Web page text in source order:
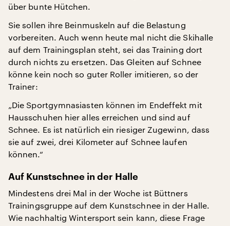
über bunte Hütchen.
Sie sollen ihre Beinmuskeln auf die Belastung
vorbereiten. Auch wenn heute mal nicht die Skihalle
auf dem Trainingsplan steht, sei das Training dort
durch nichts zu ersetzen. Das Gleiten auf Schnee
könne kein noch so guter Roller imitieren, so der
Trainer:
„Die Sportgymnasiasten können im Endeffekt mit
Hausschuhen hier alles erreichen und sind auf
Schnee. Es ist natürlich ein riesiger Zugewinn, dass
sie auf zwei, drei Kilometer auf Schnee laufen
können.“
Auf Kunstschnee in der Halle
Mindestens drei Mal in der Woche ist Büttners
Trainingsgruppe auf dem Kunstschnee in der Halle.
Wie nachhaltig Wintersport sein kann, diese Frage